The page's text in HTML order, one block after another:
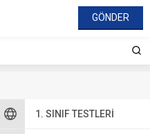
1. SINIF TESTLERI